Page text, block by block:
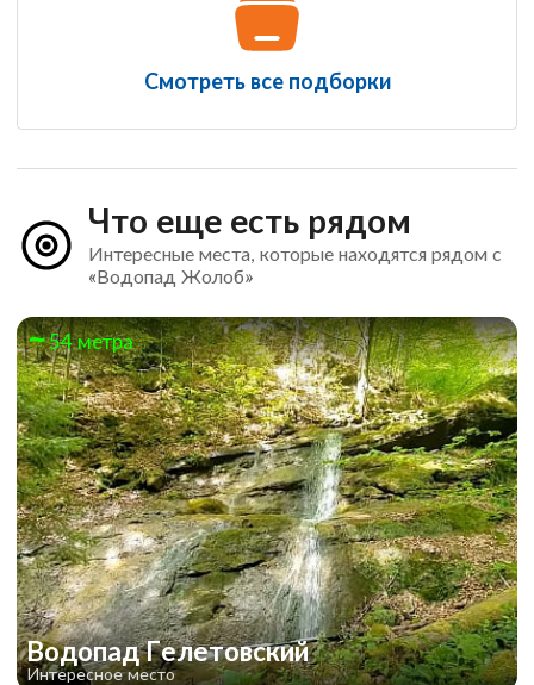
Смотреть все подборки
Что еще есть рядом
Интересные места, которые находятся рядом с
«Водопад Жолоб»
54 метра
Водопад Гелетовский
Интересное место